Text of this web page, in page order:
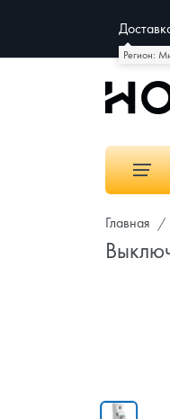
Регион:
Главная